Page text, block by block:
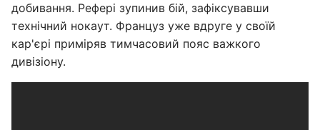
добивання. Рефері зупинив бій, зафіксувавши
технічний нокаут. Француз уже вдруге у своїй
кар'єрі приміряв тимчасовий пояс важкого
дивізіону.